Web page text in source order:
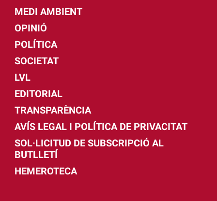
MEDI AMBIENT
OPINIÓ
POLÍTICA
SOCIETAT
LVL
EDITORIAL
TRANSPARÈNCIA
AVÍS LEGAL I POLÍTICA DE PRIVACITAT
SOL·LICITUD DE SUBSCRIPCIÓ AL
BUTLLETÍ
HEMEROTECA